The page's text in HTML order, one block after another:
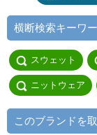
横断検索キーワ
スウェット
ニットウェア
このブランドを